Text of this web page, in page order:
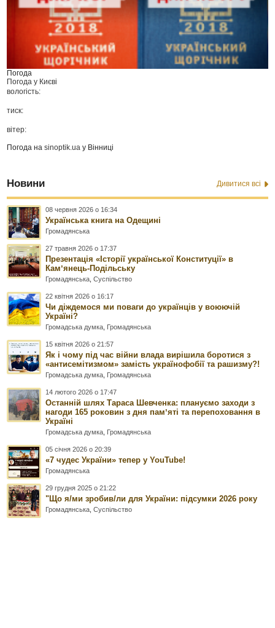
Погода
Погода у Києві
вологість:
тиск:
вітер:
Погода наsinoptik.ua у Вінниці
Новини Дивитися всі
08 червня 2026 о 16:34
Українська книга на Одещині
Громадянська
27 травня 2026 о 17:37
Презентація «Історії української Конституції» в
Камʼянець-Подільську
Громадянська ,Суспільство
22 квітня 2026 о 16:17
Чи діждемося ми поваги до українців у воюючій
Україні?
Громадська думка Громадянська
15 квітня 2026 о 21:57
Як і чому під час війни влада вирішила боротися з
«антисемітизмом» замість українофобії та рашизму?!
Громадська думка Громадянська
14 лютого 2026 о 17:47
Останній шлях Тараса Шевченка: плануємо заходи з
нагоди 165 роковин з дня памʼяті та перепоховання в
Україні
Громадська думка Громадянська
05 січня 2026 о 20:39
«7 чудес України» тепер у YouTube!
Громадянська
29 грудня 2025 о 21:22
"Що я/ми зробив/ли для України: підсумки 2026 року
Громадянська ,Суспільство